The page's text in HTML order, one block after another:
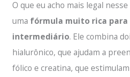
O que eu acho mais legal
uma fórmula muito rica
intermediário. Ele combina
hialurônico, que ajudam a
fólico e creatina, que